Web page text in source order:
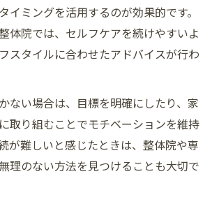
イミングを活用するのが効果的です。
体院では、セルフケアを続けやすいよ
スタイルに合わせたアドバイスが行わ
ない場合は、目標を明確にしたり、家
取り組むことでモチベーションを維持
が難しいと感じたときは、整体院や専
理のない方法を見つけることも大切で